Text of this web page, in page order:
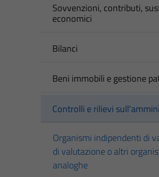
Sovvenzioni, contributi,
economici
Bilanci
Beni immobili e gestione
Controlli e rilievi
Organismi indipendenti di
di valutazione o altri
analoghe